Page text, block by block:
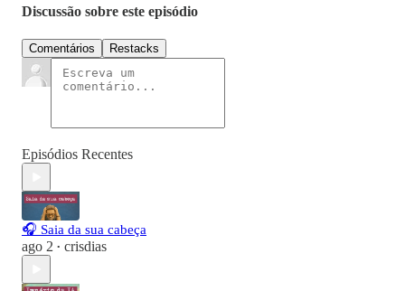
Discussão sobre este episódio
Comentários Restacks
Episódios Recentes
🎧 Saia da sua cabeça
ago 2 • crisdias